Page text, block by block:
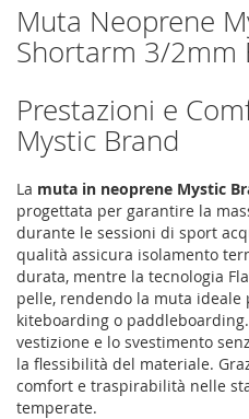
Muta Neoprene
Shortarm 3/2mm
Prestazioni e
Mystic Brand
La muta in neoprene Mystic
progettata per garantire la
durante le sessioni di sport
qualità assicura isolamento
durata, mentre la tecnologia
pelle, rendendo la muta
kiteboarding o
vestizione e lo svestimento
la flessibilità del materiale.
comfort e traspirabilità nelle
temperate.